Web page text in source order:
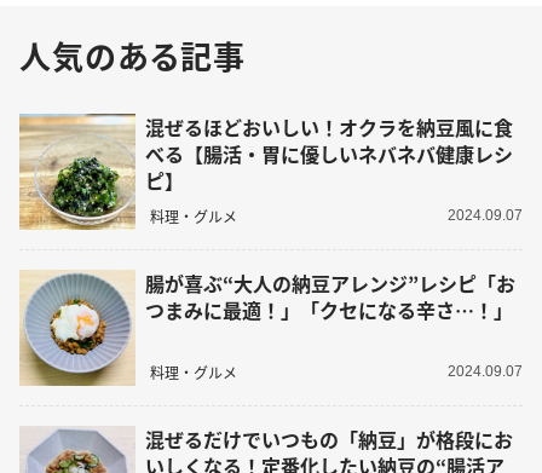
人気のある記事
混ぜるほどおいしい！オクラを納豆風に食
べる【腸活・胃に優しいネバネバ健康レシ
ピ】
料理・グルメ 2024.09.07
腸が喜ぶ“大人の納豆アレンジ”レシピ「お
つまみに最適！」「クセになる辛さ…！」
料理・グルメ 2024.09.07
混ぜるだけでいつもの「納豆」が格段にお
いしくなる！定番化したい納豆の“腸活ア